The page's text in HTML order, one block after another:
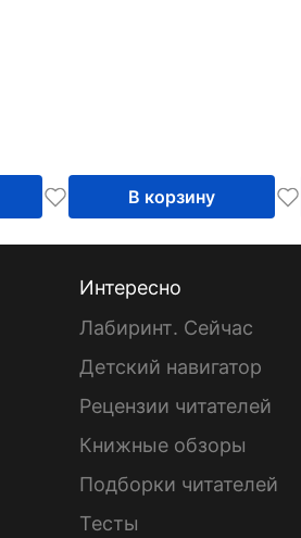
В корзину
Интересно
Лабиринт. Сейчас
Детский навигатор
Рецензии читателей
Книжные обзоры
Подборки читателей
Тесты